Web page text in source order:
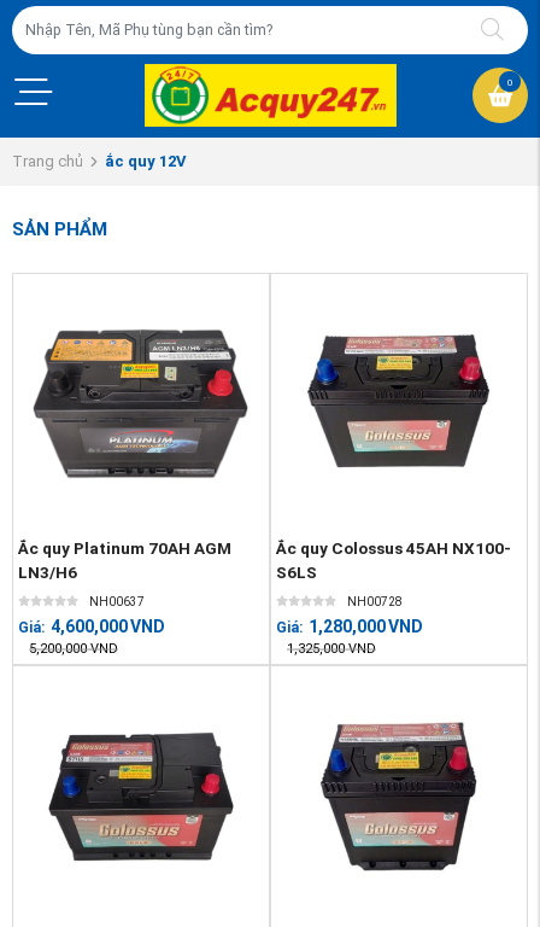
0
Trang chủ ắc quy 12V
SẢN PHẨM
Ắc quy Platinum 70AH AGM
LN3/H6
NH00637
Giá: 4,600,000VND
5,200,000 VND
Ắc quy Colossus 45AH NX100-
S6LS
NH00728
Giá: 1,280,000VND
1,325,000 VND